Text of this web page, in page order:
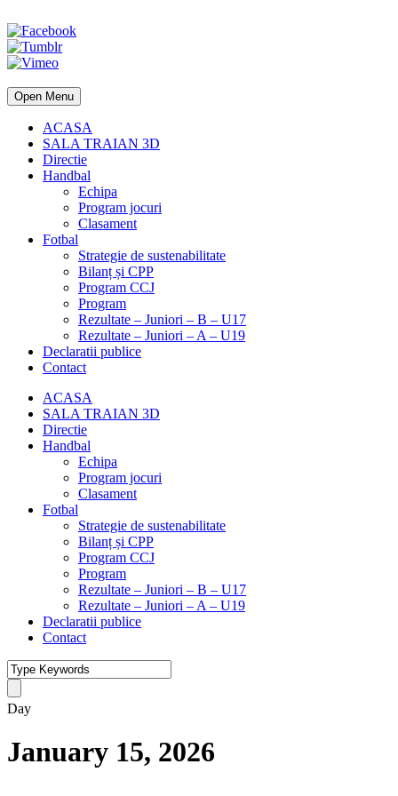
Open Menu
ACASA
SALA TRAIAN 3D
Directie
Handbal
Echipa
Program jocuri
Clasament
Fotbal
Strategie de sustenabilitate
Bilanț și CPP
Program CCJ
Program
Rezultate – Juniori – B – U17
Rezultate – Juniori – A – U19
Declaratii publice
Contact
ACASA
SALA TRAIAN 3D
Directie
Handbal
Echipa
Program jocuri
Clasament
Fotbal
Strategie de sustenabilitate
Bilanț și CPP
Program CCJ
Program
Rezultate – Juniori – B – U17
Rezultate – Juniori – A – U19
Declaratii publice
Contact
Day
January 15, 2026